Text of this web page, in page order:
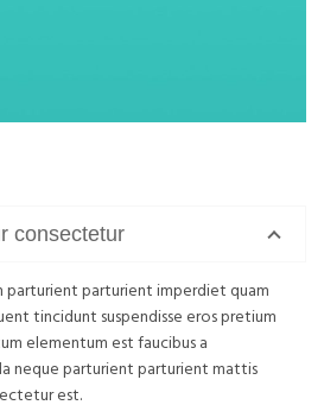
consectetur
parturient parturient imperdiet quam
tincidunt suspendisse eros pretium
elementum est faucibus a
neque parturient parturient mattis
est.